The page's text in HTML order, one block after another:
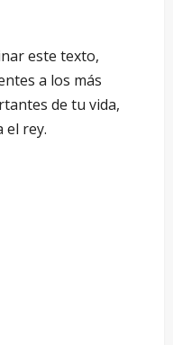
este texto,
a los más
de tu vida,
el rey.